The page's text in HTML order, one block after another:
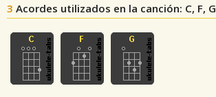
3 Acordes utilizados en la canción: C, F, G